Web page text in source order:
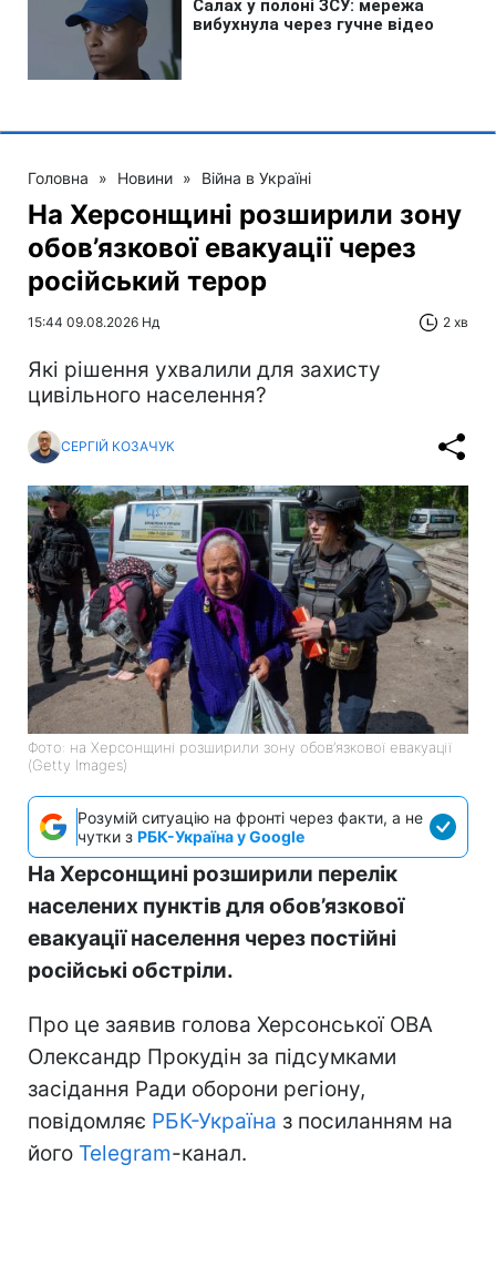
Головна » Новини » Війна в Україні
На Херсонщині розширили зону
обов’язкової евакуації через
російський терор
15:44 09.08.2026 Нд 2 хв
Які рішення ухвалили для захисту
цивільного населення?
СЕРГІЙ КОЗАЧУК
Фото: на Херсонщині розширили зону обов’язкової евакуації
(Getty Images)
Розумій ситуацію на фронті через факти, а не
чутки з РБК-Україна у Google
На Херсонщині розширили перелік
населених пунктів для обов’язкової
евакуації населення через постійні
російські обстріли.
Про це заявив голова Херсонської ОВА
Олександр Прокудін за підсумками
засідання Ради оборони регіону,
повідомляє РБК-Україна з посиланням на
його Telegram-канал.